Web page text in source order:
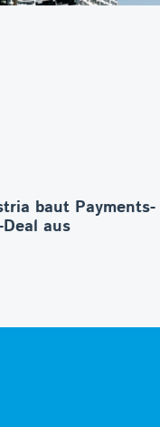
baut Payments-
aus